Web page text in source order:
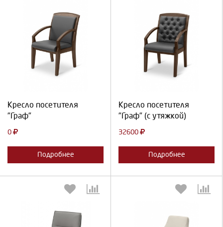
Кресло посетителя
"Граф"
0
Подробнее
Выберите количество:
Кресло посетителя
"Граф" (с утяжкой)
32600
Подробнее
Выберите количество: